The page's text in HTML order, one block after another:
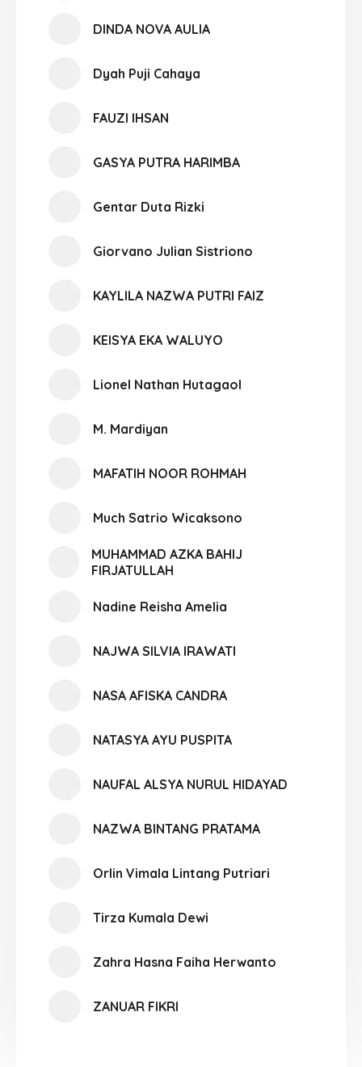
DINDA NOVA AULIA
Dyah Puji Cahaya
FAUZI IHSAN
GASYA PUTRA HARIMBA
Gentar Duta Rizki
Giorvano Julian Sistriono
KAYLILA NAZWA PUTRI FAIZ
KEISYA EKA WALUYO
Lionel Nathan Hutagaol
M. Mardiyan
MAFATIH NOOR ROHMAH
Much Satrio Wicaksono
MUHAMMAD AZKA BAHIJ
FIRJATULLAH
Nadine Reisha Amelia
NAJWA SILVIA IRAWATI
NASA AFISKA CANDRA
NATASYA AYU PUSPITA
NAUFAL ALSYA NURUL HIDAYAD
NAZWA BINTANG PRATAMA
Orlin Vimala Lintang Putriari
Tirza Kumala Dewi
Zahra Hasna Faiha Herwanto
ZANUAR FIKRI